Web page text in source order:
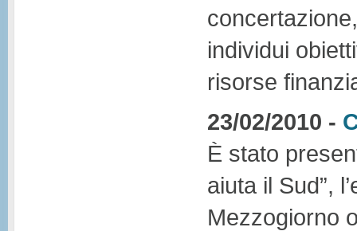
individui
risorse
23/02/2010 -
È stato
aiuta il Sud”,
Mezzogiorno